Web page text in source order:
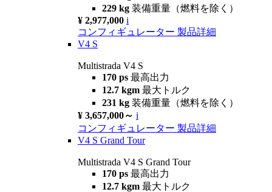
229 kg 装備重量（燃料を除く）
¥ 2,977,000 i
コンフィギュレーター 製品詳細
V4 S
Multistrada V4 S
170 ps 最高出力
12.7 kgm 最大トルク
231 kg 装備重量（燃料を除く）
¥ 3,657,000～ i
コンフィギュレーター 製品詳細
V4 S Grand Tour
Multistrada V4 S Grand Tour
170 ps 最高出力
12.7 kgm 最大トルク